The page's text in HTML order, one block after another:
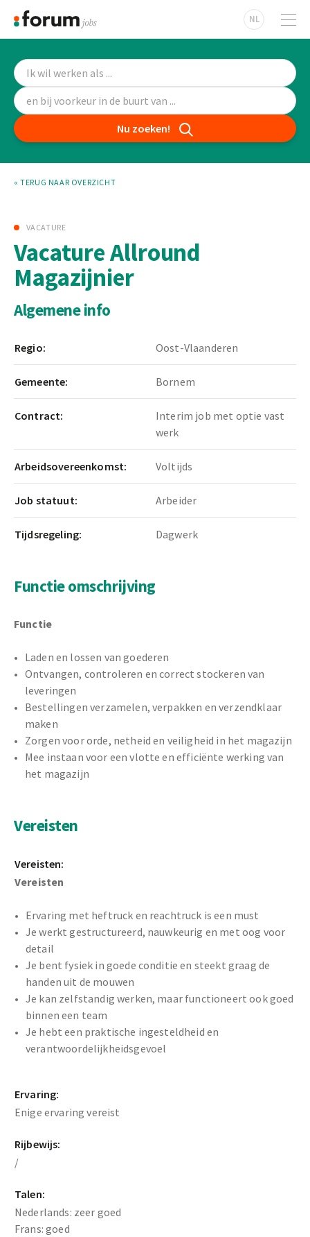
NL
Nu zoeken!
« TERUG NAAR OVERZICHT
VACATURE
Vacature Allround
Magazijnier
Algemene info
Regio: Oost-Vlaanderen
Gemeente: Bornem
Contract:
Interim job met optie vast
werk
Arbeidsovereenkomst: Voltijds
Job statuut: Arbeider
Tijdsregeling: Dagwerk
Functie omschrijving
Functie
Laden en lossen van goederen
Ontvangen, controleren en correct stockeren van
leveringen
Bestellingen verzamelen, verpakken en verzendklaar
maken
Zorgen voor orde, netheid en veiligheid in het magazijn
Mee instaan voor een vlotte en efficiënte werking van
het magazijn
Vereisten
Vereisten:
Vereisten
Ervaring met heftruck en reachtruck is een must
Je werkt gestructureerd, nauwkeurig en met oog voor
detail
Je bent fysiek in goede conditie en steekt graag de
handen uit de mouwen
Je kan zelfstandig werken, maar functioneert ook goed
binnen een team
Je hebt een praktische ingesteldheid en
verantwoordelijkheidsgevoel
Ervaring:
Enige ervaring vereist
Rijbewijs:
/
Talen:
Nederlands: zeer goed
Frans: goed